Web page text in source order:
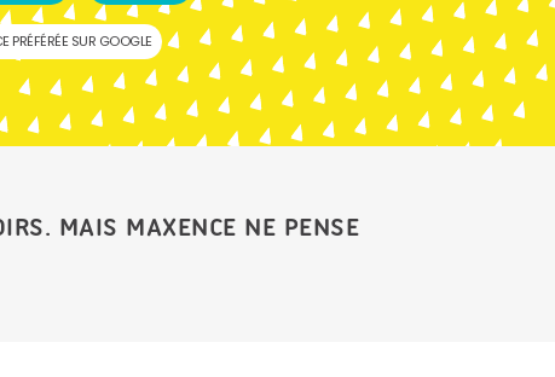
SUR GOOGLE
MAIS MAXENCE NE PENSE